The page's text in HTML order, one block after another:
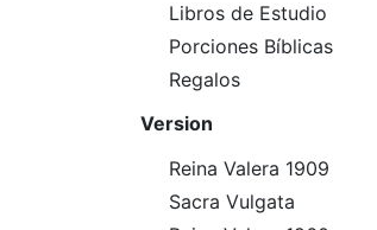
Libros de Estudio
Porciones Bíblicas
Regalos
Version
Reina Valera 1909
Sacra Vulgata